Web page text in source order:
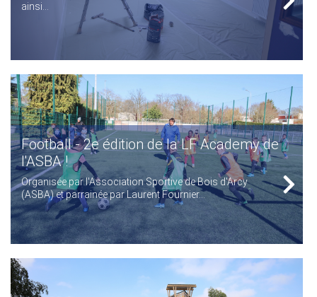
ainsi...
Football - 2e édition de la LF Academy de
l'ASBA !
Organisée par l'Association Sportive de Bois d'Arcy
(ASBA) et parrainée par Laurent Fournier...